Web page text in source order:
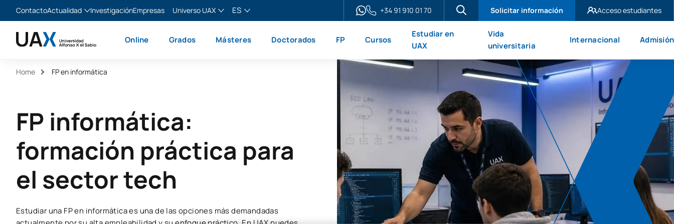
ContactoActualidad
Noticias
InvestigaciónEmpresas
Universo UAX
XTART
ES
English
+34 91 910 01 70 Solicitar información
Acceso estudiantes
UAX Mare Nostrum
Online Grados Másteres Doctorados FP Cursos
Estudiar en
UAX
Vida
universitaria
Internacional Admisión
Home FP en informática
FP informática:
formación práctica para
el sector tech
Estudiar una FP en informática es una de las opciones más demandadas